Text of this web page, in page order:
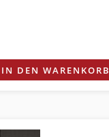
IN DEN WARENKORB